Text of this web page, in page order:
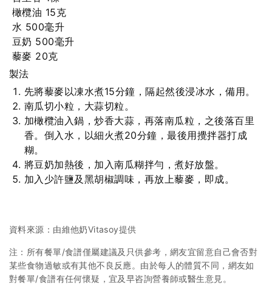
橄欖油 15克
水 500毫升
豆奶 500毫升
藜麥 20克
製法
先將藜麥以凍水煮15分鐘，隔起然後浸冰水，備用。
南瓜切小粒，大蒜切粒。
加橄欖油入鍋，炒香大蒜，再落南瓜粒，之後落百里
香。倒入水，以細火煮20分鐘，最後用攪拌器打成
糊。
將豆奶加熱後，加入南瓜糊拌勻，煮好放盤。
加入少許鹽及黑胡椒調味，再放上藜麥，即成。
資料來源：由維他奶Vitasoy提供
注：所有餐單/食譜僅屬建議及只供參考，網友宜留意自己會否對
某些食物過敏或有其他不良反應。由於每人的體質不同，網友如
對餐單/食譜有任何懷疑，宜及早咨詢營養師或醫生意見。